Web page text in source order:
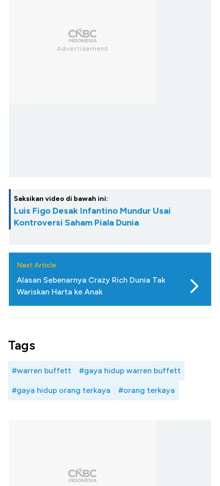
Saksikan video di bawah ini:
Luis Figo Desak Infantino Mundur Usai
Kontroversi Saham Piala Dunia
Next Article
Alasan Sebenarnya Crazy Rich Dunia Tak
Wariskan Harta ke Anak
Tags
#warren buffett #gaya hidup warren buffett
#gaya hidup orang terkaya #orang terkaya